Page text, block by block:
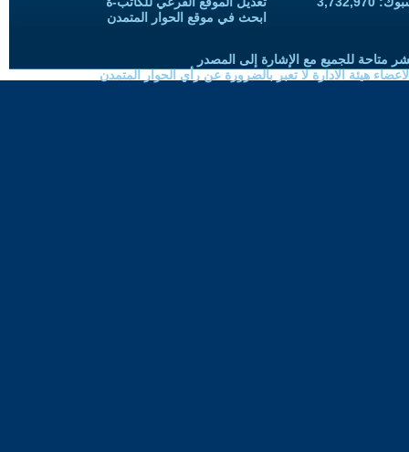
ابحث في موقع الحوار المتمدن
متاحة للجميع مع الإشارة إلى المصدر
هيئة الادارة لا تعبر بالضرورة عن رأي الحوار المتمدن